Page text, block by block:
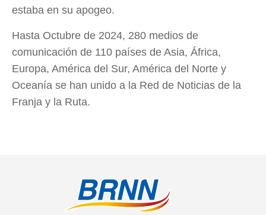
estaba en su apogeo.
Hasta Octubre de 2024, 280 medios de
comunicación de 110 países de Asia, África,
Europa, América del Sur, América del Norte y
Oceanía se han unido a la Red de Noticias de la
Franja y la Ruta.